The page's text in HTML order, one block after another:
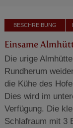
BESCHREIBUNG
Einsame
Die urige
Rundherum
die Kühe des
Dies wird im
Verfügung. Die
Schlafraum mit 3